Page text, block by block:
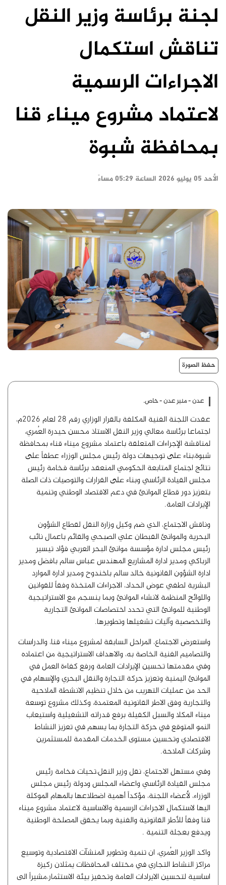
لجنة برئاسة وزير النقل
تناقش استكمال
الاجراءات الرسمية
لاعتماد مشروع ميناء قنا
بمحافظة شبوة
الأحد ٠٥ يوليو ٢٠٢٦ الساعة ٠٥:٢٩ مساءً
حفظ الصورة
عدن - منبر عدن - خاص.
عقدت اللجنة الفنية المكلفة بالقرار الوزاري رقم 28 لعام 2026م،
اجتماعا برئاسة معالي وزير النقل الاستاذ محسن حيدرة العُمري،
لمناقشة الإجراءات المتعلقة باعتماد مشروع ميناء قناء بمحافظة
شبوة،‏بناء على توجيهات دولة رئيس مجلس الوزراء عطفاً على
نتائج اجتماع المتابعة الحكومي المنعقد برئاسة فخامة رئيس
مجلس القيادة الرئاسي وبناء على القرارات والتوصيات ذات الصلة
بتعزيز دور قطاع الموانئ في دعم الاقتصاد الوطني وتنمية
الإيرادات العامة.
وناقش الاجتماع، الذي ضم وكيل وزارة النقل لقطاع الشؤون
البحرية والموانئ القبطان علي الصبحي والقائم باعمال نائب
رئيس مجلس ادارة مؤسسة موانئ البحر العربي فؤاد تيسير
الرباكي ومدير ادارة المشاريع المهندس عباس سالم بافضل ومدير
ادارة الشؤون القانونية خالد سالم باخندوح ومدير ادارة الموارد
البشرية لطفي عوض الحداد، الاجراءات المتخذة وفقاً للقوانين
واللوائح المنظمة لانشاء الموانئ وبما ينسجم مع الاستراتيجية
الوطنية للموانئ التي تحدد اختصاصات الموانئ التجارية
والتخصصية وآليات تشغيلها وتطويرها.
واستعرض الاجتماع، المراحل السابقة لمشروع ميناء قنا، والدراسات
والتصاميم الفنية الخاصة به، والاهداف الاستراتيجية من اعتماده
وفي مقدمتها تحسين الإيرادات العامة ورفع كفاءة العمل في
الموانئ اليمنية وتعزيز حركة التجارة والنقل البحري والإسهام في
الحد من عمليات التهريب من خلال تنظيم الانشطة الملاحية
والتجارية وفق الاطر القانونية المعتمدة، وكذلك مشروع توسعة
ميناء المكلا والسبل الكفيلة برفع قدراته التشغيلية واستيعاب
النمو المتوقع في حركة التجارة بما يسهم في تعزيز النشاط
الاقتصادي وتحسين مستوى الخدمات المقدمة للمستثمرين
وشركات الملاحة.
وفي مستهل الاجتماع، نقل وزير النقل،تحيات فخامة رئيس
مجلس القيادة الرئاسي واعضاء المجلس ودولة رئيس مجلس
الوزراء، لأعضاء اللجنة، مؤكداً أهمية اضطلاعها بالمهام الموكلة
اليها لاستكمال الاجراءات الرسمية والاساسية لاعتماد مشروع ميناء
قنا وفقاً للأطر القانونية والفنية وبما يحقق المصلحة الوطنية
ويدفع بعجلة التنمية .
واكد الوزير العُمري، ان تنمية وتطوير المنشآت الاقتصادية وتوسيع
مراكز النشاط التجاري في مختلف المحافظات يمثلان ركيزة
اساسية لتحسين الايرادات العامة وتحفيز بيئة الاستثمار،مشيراً الى